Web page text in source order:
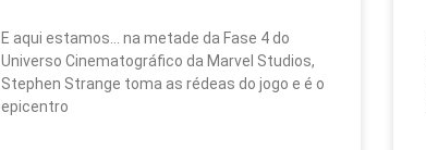
E aqui estamos… na metade da Fase 4 do
Universo Cinematográfico da Marvel Studios,
Stephen Strange toma as rédeas do jogo e é o
epicentro